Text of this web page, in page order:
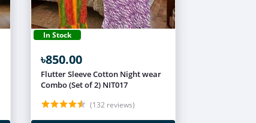
In Stock
৳850.00
Flutter Sleeve Cotton Night wear
Combo (Set of 2) NIT017
(132 reviews)